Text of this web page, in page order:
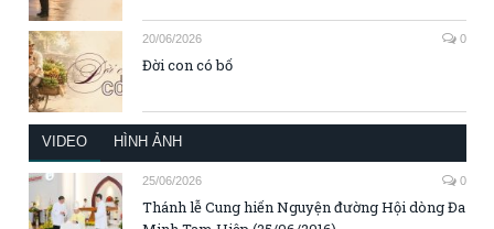
20/06/2026 0
Đời con có bố
VIDEO HÌNH ẢNH
25/06/2026 0
Thánh lễ Cung hiến Nguyện đường Hội dòng Đa